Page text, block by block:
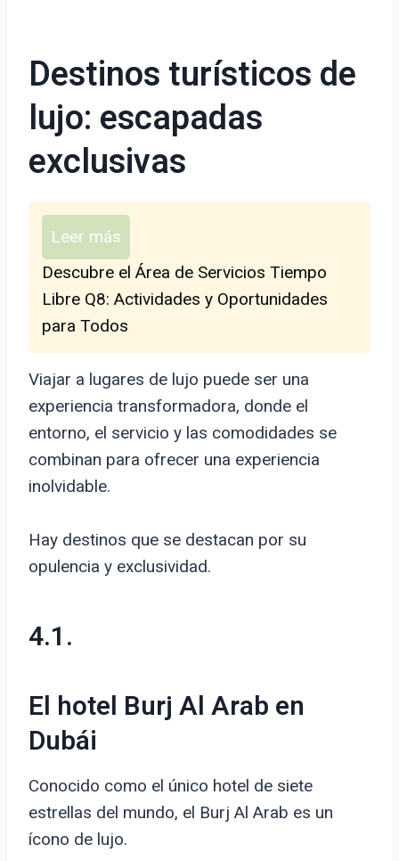
Destinos turísticos de
lujo: escapadas
exclusivas
Leer más
Descubre el Área de Servicios Tiempo
Libre Q8: Actividades y Oportunidades
para Todos
Viajar a lugares de lujo puede ser una
experiencia transformadora, donde el
entorno, el servicio y las comodidades se
combinan para ofrecer una experiencia
inolvidable.
Hay destinos que se destacan por su
opulencia y exclusividad.
4.1.
El hotel Burj Al Arab en
Dubái
Conocido como el único hotel de siete
estrellas del mundo, el Burj Al Arab es un
ícono de lujo.